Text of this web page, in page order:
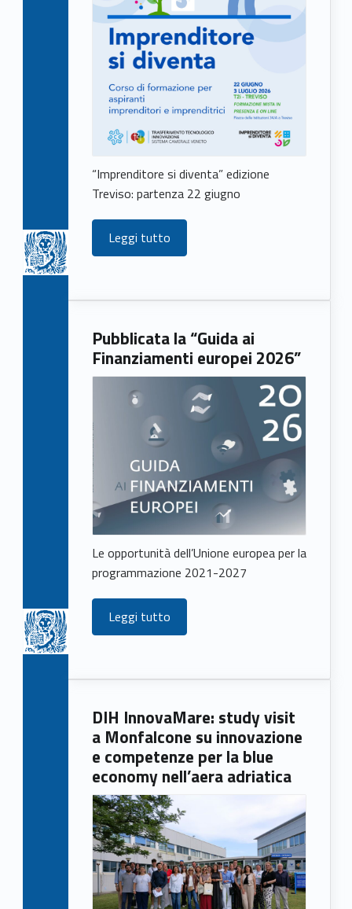
“Imprenditore si diventa” edizione
Treviso: partenza 22 giugno
Leggi tutto
Pubblicata la “Guida ai
Finanziamenti europei 2026”
Le opportunità dell’Unione europea per la
programmazione 2021-2027
Leggi tutto
DIH InnovaMare: study visit
a Monfalcone su innovazione
e competenze per la blue
economy nell’aera adriatica